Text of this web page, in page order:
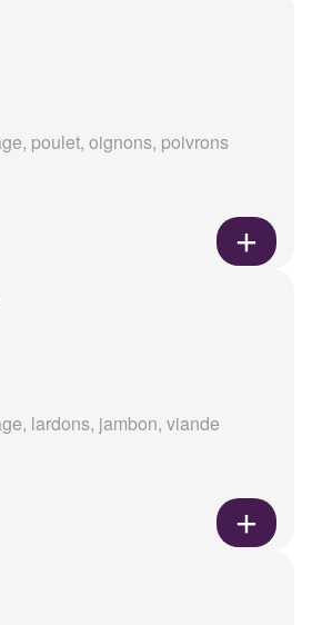
poulet, oignons, poivrons
lardons, jambon, viande